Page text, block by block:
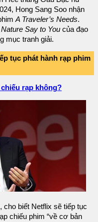
Hong Sang Soo nhận
A Traveler’s Needs.
Say to You của đạo
mục tranh giải.
tục phát hành rạp phim
rạp không?
cho biết Netflix sẽ tiếp tục
chiếu phim “về cơ bản